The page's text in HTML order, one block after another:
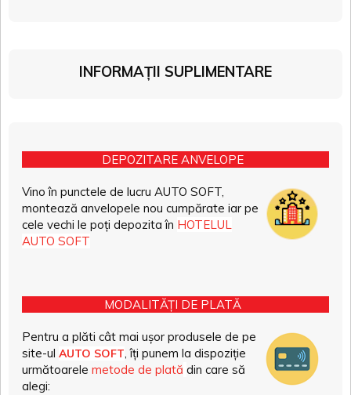
INFORMAȚII SUPLIMENTARE
DEPOZITARE ANVELOPE
Vino în punctele de lucru AUTO SOFT,
montează anvelopele nou cumpărate iar pe
cele vechi le poți depozita în HOTELUL
AUTO SOFT
MODALITĂȚI DE PLATĂ
Pentru a plăti cât mai ușor produsele de pe
site-ul AUTO SOFT, îți punem la dispoziție
următoarele metode de plată din care să
alegi: